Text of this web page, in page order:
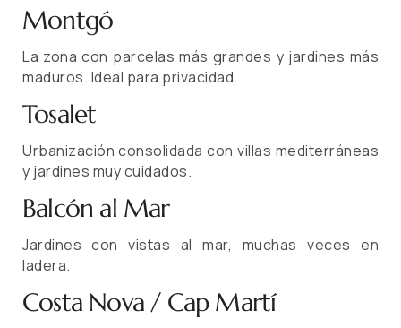
Montgó
La zona con parcelas más grandes y jardines más
maduros. Ideal para privacidad.
Tosalet
Urbanización consolidada con villas mediterráneas
y jardines muy cuidados.
Balcón al Mar
Jardines con vistas al mar, muchas veces en
ladera.
Costa Nova / Cap Martí